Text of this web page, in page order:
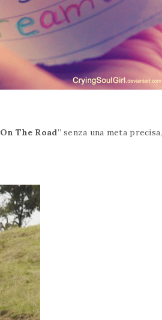
On The Road” senza una meta precisa,